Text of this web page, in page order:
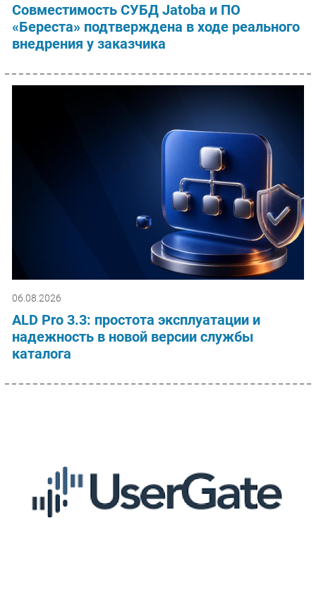
Совместимость СУБД Jatoba и ПО
«Береста» подтверждена в ходе реального
внедрения у заказчика
06.08.2026
ALD Pro 3.3: простота эксплуатации и
надежность в новой версии службы
каталога